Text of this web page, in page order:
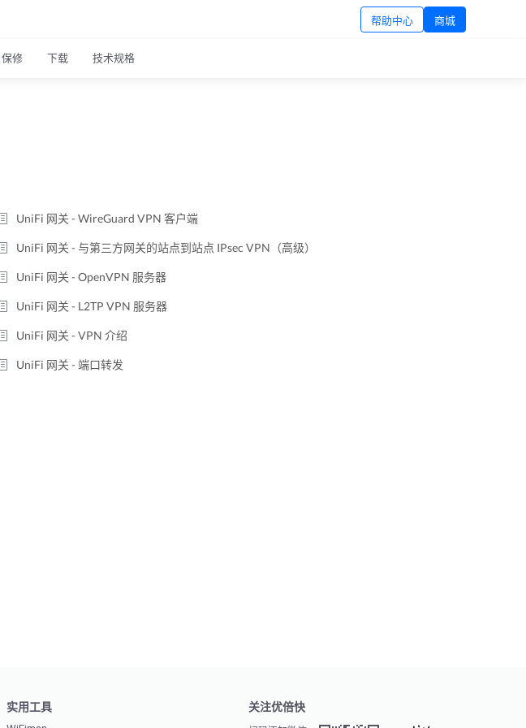
帮助中心 商城
保修 下载 技术规格
UniFi 网关 - WireGuard VPN 客户端
UniFi 网关 - 与第三方网关的站点到站点 IPsec VPN（高级）
UniFi 网关 - OpenVPN 服务器
UniFi 网关 - L2TP VPN 服务器
UniFi 网关 - VPN 介绍
UniFi 网关 - 端口转发
实用工具 关注优倍快